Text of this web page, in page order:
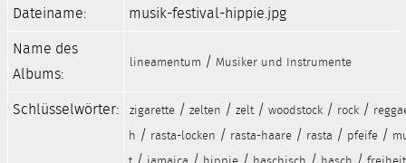
Dateiname:
musik-festival-hippie.jpg
Name des
Albums:
lineamentum / Musiker und Instrumente
Schlüsselwörter: zigarette / zelten / zelt/ woodstock / rock /
h / rasta-locken / rasta-haare / rasta / pfeife /